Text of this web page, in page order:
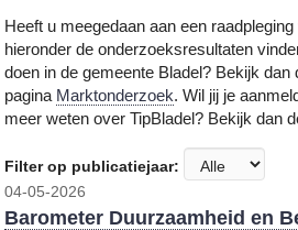
Heeft u meegedaan aan een
hieronder de onderzoeksresultaten
doen in de gemeente Bladel? Bekijk dan
pagina Marktonderzoek. Wil jij je
meer weten over TipBladel? Bekijk dan
Filter op publicatiejaar:
04-05-2026
Barometer Duurzaamheid en